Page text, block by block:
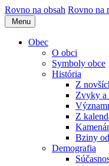
Rovno na obsah Rovno na
Menu
Obec
O obci
Symboly obce
História
Z
Zvyky a
Z
Bziny
Demografia